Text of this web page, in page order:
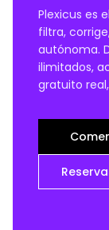
Plexicus es
filtra,
autónoma.
ilimitados,
gratuito